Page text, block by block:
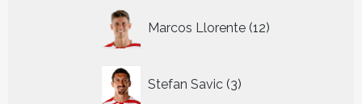
Marcos Llorente 12
producten
Stefan Savic 3
producten